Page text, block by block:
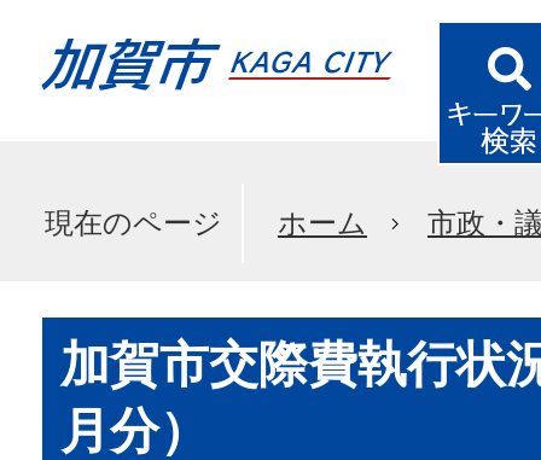
現在のページ ホーム 市政・
加賀市交際費執行状
月分）